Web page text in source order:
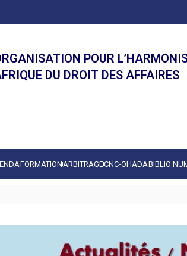
POUR
DU DROIT DES AFFAIRES
FORMATION ARBITRAGECNC-OHADABIBLIO